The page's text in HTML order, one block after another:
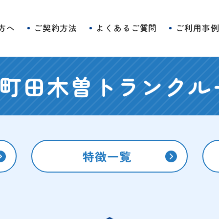
へ ご契約方法 よくあるご質問 ご利用事例
田木曽トランクル
特徴一覧